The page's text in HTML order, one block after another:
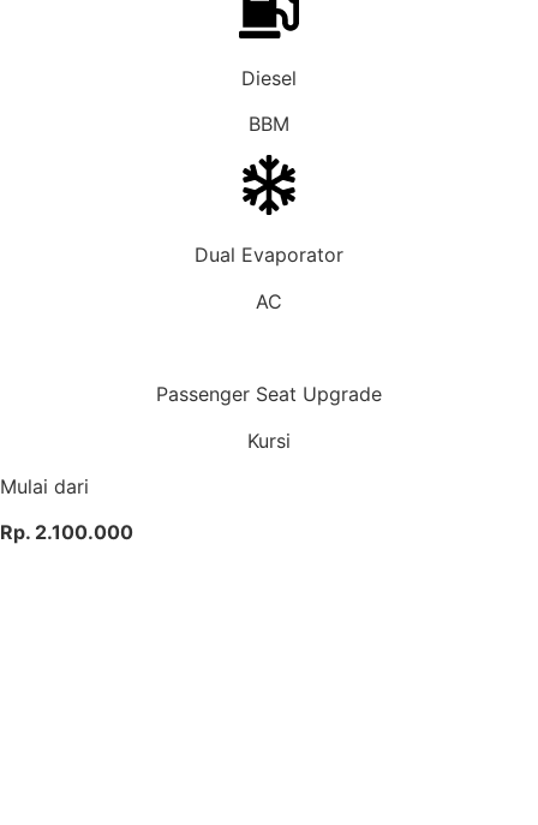
Diesel
BBM
Dual Evaporator
AC
Passenger Seat Upgrade
Kursi
Mulai dari
Rp. 2.100.000